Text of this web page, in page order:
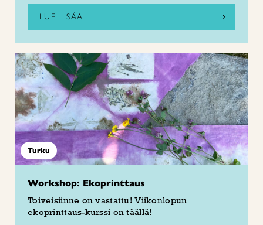
LUE LISÄÄ
Turku
Workshop: Ekoprinttaus
Toiveisiinne on vastattu! Viikonlopun
ekoprinttaus-kurssi on täällä!